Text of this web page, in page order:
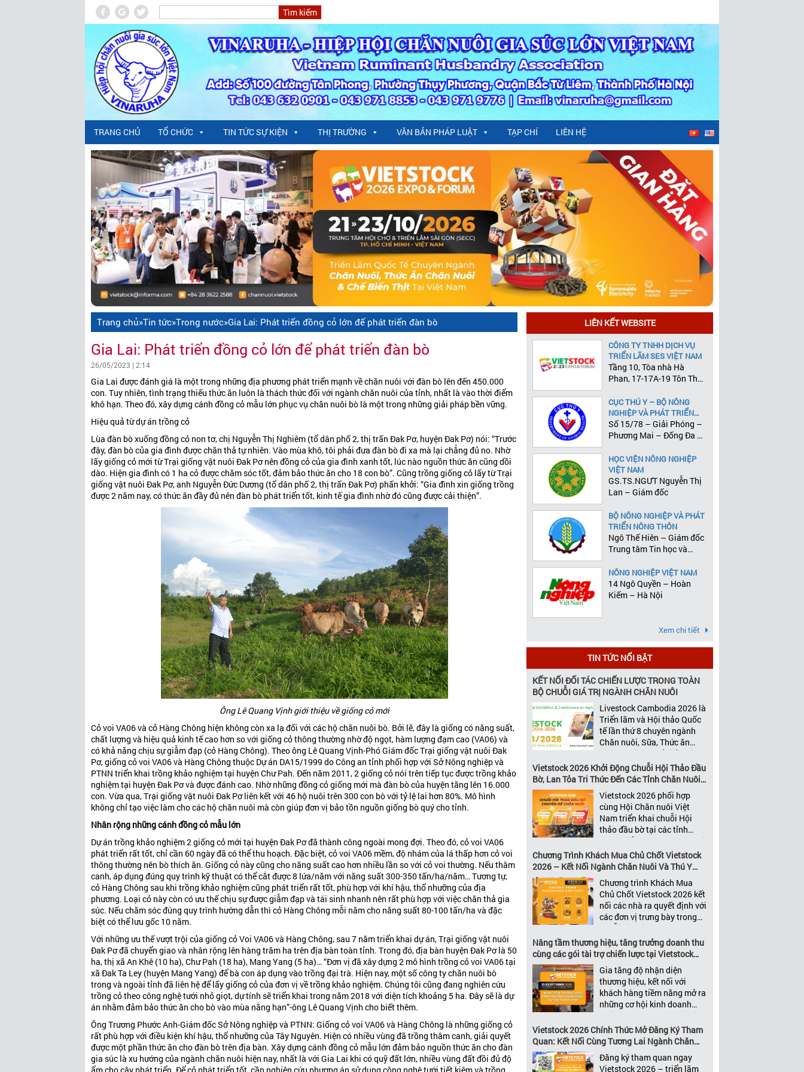
TRANG CHỦ TỔ CHỨC TIN TỨC SỰ KIỆN THỊ TRƯỜNG VĂN BẢN PHÁP LUẬT TẠP CHÍ LIÊN HỆ
Trang chủ»Tin tức»Trong nước»Gia Lai: Phát triển đồng cỏ lớn để phát triển đàn bò
Gia Lai: Phát triển đồng cỏ lớn để phát triển đàn bò
26/05/2023 | 2:14
Gia Lai được đánh giá là một trong những địa phương phát triển mạnh về chăn nuôi với đàn bò lên đến 450.000
con. Tuy nhiên, tình trạng thiếu thức ăn luôn là thách thức đối với ngành chăn nuôi của tỉnh, nhất là vào thời điểm
khô hạn. Theo đó, xây dựng cánh đồng cỏ mẫu lớn phục vụ chăn nuôi bò là một trong những giải pháp bền vững.
Hiệu quả từ dự án trồng cỏ
Lùa đàn bò xuống đồng cỏ non tơ, chị Nguyễn Thị Nghiêm (tổ dân phố 2, thị trấn Đak Pơ, huyện Đak Pơ) nói: “Trước
đây, đàn bò của gia đình được chăn thả tự nhiên. Vào mùa khô, tôi phải đưa đàn bò đi xa mà lại chẳng đủ no. Nhờ
lấy giống cỏ mới từ Trại giống vật nuôi Đak Pơ nên đồng cỏ của gia đình xanh tốt, lúc nào nguồn thức ăn cũng dồi
dào. Hiện gia đình có 1 ha cỏ được chăm sóc tốt, đảm bảo thức ăn cho 18 con bò”. Cũng trồng giống cỏ lấy từ Trại
giống vật nuôi Đak Pơ, anh Nguyễn Đức Dương (tổ dân phố 2, thị trấn Đak Pơ) phấn khởi: “Gia đình xin giống trồng
được 2 năm nay, có thức ăn đầy đủ nên đàn bò phát triển tốt, kinh tế gia đình nhờ đó cũng được cải thiện”.
Ông Lê Quang Vịnh giới thiệu về giống cỏ mới
Cỏ voi VA06 và cỏ Hàng Chông hiện không còn xa lạ đối với các hộ chăn nuôi bò. Bởi lẽ, đây là giống có năng suất,
chất lượng và hiệu quả kinh tế cao hơn so với giống cỏ thông thường nhờ độ ngọt, hàm lượng đạm cao (VA06) và
có khả năng chịu sự giẫm đạp (cỏ Hàng Chông). Theo ông Lê Quang Vịnh-Phó Giám đốc Trại giống vật nuôi Đak
Pơ, giống cỏ voi VA06 và Hàng Chông thuộc Dự án DA15/1999 do Công an tỉnh phối hợp với Sở Nông nghiệp và
PTNN triển khai trồng khảo nghiệm tại huyện Chư Pah. Đến năm 2011, 2 giống cỏ nói trên tiếp tục được trồng khảo
nghiệm tại huyện Đak Pơ và được đánh cao. Nhờ những đồng cỏ giống mới mà đàn bò của huyện tăng lên 16.000
con. Vừa qua, Trại giống vật nuôi Đak Pơ liên kết với 46 hộ nuôi trên 300 con bò với tỷ lệ lai hơn 80%. Mô hình
không chỉ tạo việc làm cho các hộ chăn nuôi mà còn giúp đơn vị bảo tồn nguồn giống bò quý cho tỉnh.
Nhân rộng những cánh đồng cỏ mẫu lớn
Dự án trồng khảo nghiệm 2 giống cỏ mới tại huyện Đak Pơ đã thành công ngoài mong đợi. Theo đó, cỏ voi VA06
phát triển rất tốt, chỉ cần 60 ngày đã có thể thu hoạch. Đặc biệt, cỏ voi VA06 mềm, độ nhám của lá thấp hơn cỏ voi
thông thường nên bò thích ăn. Giống cỏ này cũng cho năng suất cao hơn nhiều lần so với cỏ voi thường. Nếu thâm
canh, áp dụng đúng quy trình kỹ thuật có thể cắt được 8 lứa/năm với năng suất 300-350 tấn/ha/năm… Tương tự,
cỏ Hàng Chông sau khi trồng khảo nghiệm cũng phát triển rất tốt, phù hợp với khí hậu, thổ nhưỡng của địa
phương. Loại cỏ này còn có ưu thế chịu sự được giẫm đạp và tái sinh nhanh nên rất phù hợp với việc chăn thả gia
súc. Nếu chăm sóc đúng quy trình hướng dẫn thì cỏ Hàng Chông mỗi năm cho năng suất 80-100 tấn/ha và đặc
biệt có thể lưu gốc 10 năm.
Với những ưu thế vượt trội của giống cỏ Voi VA06 và Hàng Chông, sau 7 năm triển khai dự án, Trại giống vật nuôi
Đak Pơ đã chuyển giao và nhân rộng lên hàng trăm ha trên địa bàn toàn tỉnh. Trong đó, địa bàn huyện Đak Pơ là 50
ha, thị xã An Khê (10 ha), Chư Pah (18 ha), Mang Yang (5 ha)… “Đơn vị đã xây dựng 2 mô hình trồng cỏ voi VA06 tại
xã Đak Ta Ley (huyện Mang Yang) để bà con áp dụng vào trồng đại trà. Hiện nay, một số công ty chăn nuôi bò
trong và ngoài tỉnh đã liên hệ để lấy giống cỏ của đơn vị về trồng khảo nghiệm. Chúng tôi cũng đang nghiên cứu
trồng cỏ theo công nghệ tưới nhỏ giọt, dự tính sẽ triển khai trong năm 2018 với diện tích khoảng 5 ha. Đây sẽ là dự
án nhằm đảm bảo thức ăn cho bò vào mùa nắng hạn”-ông Lê Quang Vịnh cho biết thêm.
Ông Trương Phước Anh-Giám đốc Sở Nông nghiệp và PTNN: Giống cỏ voi VA06 và Hàng Chông là những giống cỏ
rất phù hợp với điều kiện khí hậu, thổ nhưỡng của Tây Nguyên. Hiện có nhiều vùng đã trồng thâm canh, giải quyết
được một phần thức ăn cho đàn bò trên địa bàn. Xây dựng cánh đồng cỏ mẫu lớn đảm bảo nguồn thức ăn cho đàn
gia súc là xu hướng của ngành chăn nuôi hiện nay, nhất là với Gia Lai khi có quỹ đất lớn, nhiều vùng đất đồi đủ độ
ẩm cho cây phát triển. Để cỏ phát triển tốt, cần nghiên cứu phương án sử dụng công nghệ tưới tiết kiệm và trồng
LIÊN KẾT WEBSITE
CÔNG TY TNHH DỊCH VỤ
TRIỂN LÃM SES VIỆT NAM
Tầng 10, Tòa nhà Hà
Phan, 17-17A-19 Tôn Thất
Lão, Quận 1, Tp.HCM
CỤC THÚ Y – BỘ NÔNG
NGHIỆP VÀ PHÁT TRIỂN
NÔNG THÔN
Số 15/78 – Giải Phóng –
Phương Mai – Đống Đa –
HỌC VIỆN NÔNG NGHIỆP
VIỆT NAM
GS.TS.NGƯT Nguyễn Thị
Lan – Giám đốc
BỘ NÔNG NGHIỆP VÀ PHÁT
TRIỂN NÔNG THÔN
Ngô Thế Hiên – Giám đốc
Trung tâm Tin học và
NÔNG NGHIỆP VIỆT NAM
14 Ngô Quyền – Hoàn
Kiếm – Hà Nội
Xem chi tiết
TIN TỨC NỔI BẬT
KẾT NỐI ĐỐI TÁC CHIẾN LƯỢC TRONG TOÀN
BỘ CHUỖI GIÁ TRỊ NGÀNH CHĂN NUÔI
Livestock Cambodia 2026 là
Triển lãm và Hội thảo Quốc
tế lần thứ 8 chuyên ngành
Chăn nuôi, Sữa, Thức ăn
chăn nuôi và Chế biến thịt
tại Campuchia. Đây được
đánh giá là một trong những
niên uy tín và đáng chú ý
nhất của ngành nông nghiệp
– chăn […]
Vietstock 2026 Khởi Động Chuỗi Hội Thảo Đầu
Bờ, Lan Tỏa Tri Thức Đến Các Tỉnh Chăn Nuôi
Trọng Điểm
Vietstock 2026 phối hợp
cùng Hội Chăn nuôi Việt
Nam triển khai chuỗi Hội
thảo đầu bờ tại các tỉnh
trọng điểm ngành chăn nuôi
Không chỉ là nền tảng giao
thương hàng đầu của ngành
chăn nuôi và thú y, Vietstock
còn là triển lãm duy nhất tại
Việt Nam tổ chức thường
niên […]
Chương Trình Khách Mua Chủ Chốt Vietstock
2026 – Kết Nối Ngành Chăn Nuôi Và Thú Y
Việt Nam Và Đông Nam ÁChương trình Khách Mua
Chủ Chốt Vietstock 2026 kết
nối các nhà ra quyết định với
các đơn vị trưng bày trong
chuỗi giá trị ngành chăn
nuôi và thú y Với hơn 20
năm đồng hành cùng sự
phát triển của ngành chăn
nuôi Việt Nam, Vietstock đã
khẳng định vị thế là triển […]
Nâng tầm thương hiệu, tăng trưởng doanh thu
cùng các gói tài trợ chiến lược tại Vietstock
2026
Gia tăng độ nhận diện
thương hiệu, kết nối với
khách hàng tiềm năng mở ra
những cơ hội kinh doanh
mới thông qua các Gói Tài
trợ Vietstock 2026 Là Triển
lãm Quốc tế hàng đầu Việt
Nam về chuyên ngành Chăn
nuôi, Thức ăn chăn nuôi và
Vietstock 2026 Chính Thức Mở Đăng Ký Tham
Quan: Kết Nối Cùng Tương Lai Ngành Chăn
Nuôi Và Thú Y
Đăng ký tham quan ngay
Vietstock 2026 – triển lãm